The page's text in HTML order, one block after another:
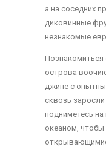
а на соседних
диковинные
незнакомые
Познакомиться
острова
джипе с
сквозь
подниметесь
океаном,